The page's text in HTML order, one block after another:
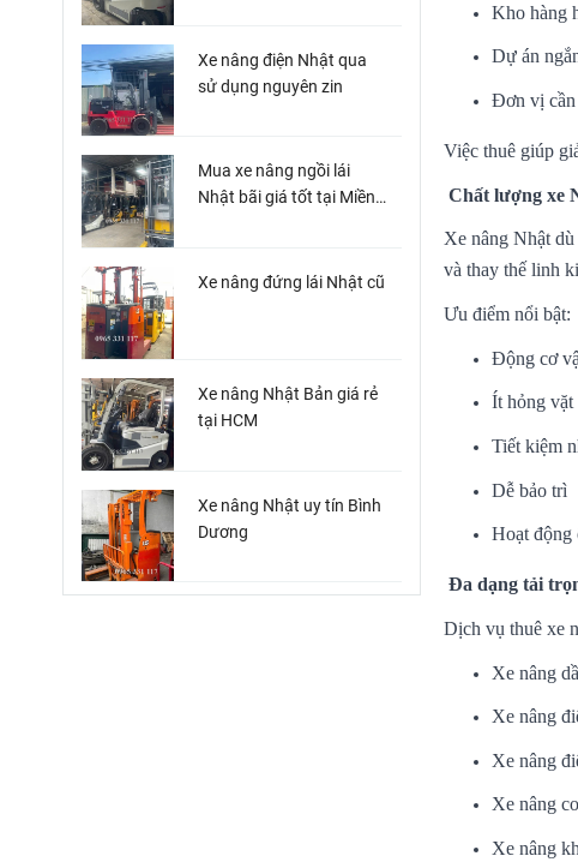
Kho hàng
Dự án
Đơn vị cần
Việc thuê giúp
Chất lượng xe
Xe nâng Nhật
và thay thế linh
Ưu điểm nổi bật:
Động cơ
Ít hỏng vặt
Tiết kiệm
Dễ bảo trì
Hoạt động
Đa dạng tải
Dịch vụ thuê xe
Xe nâng
Xe nâng
Xe nâng
Xe nâng
Xe nâng
Xe nâng điện Nhật qua
sử dụng nguyên zin
Mua xe nâng ngồi lái
Nhật bãi giá tốt tại Miền
Xe nâng đứng lái Nhật cũ
Xe nâng Nhật Bản giá rẻ
tại HCM
Xe nâng Nhật uy tín Bình
Dương